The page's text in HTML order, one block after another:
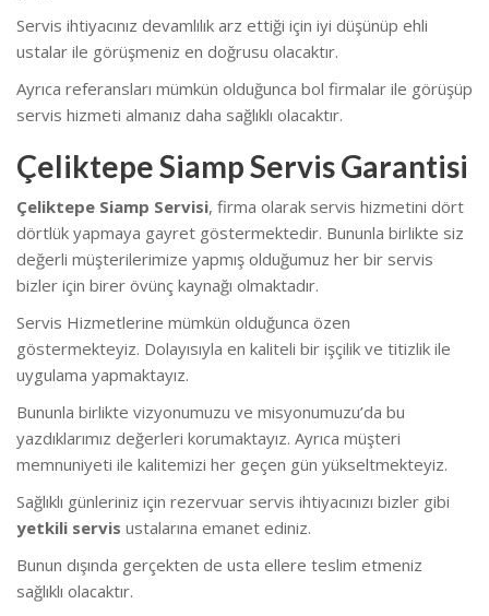
Servis ihtiyacınız devamlılık arz ettiği için iyi düşünüp ehli
ustalar ile görüşmeniz en doğrusu olacaktır.
Ayrıca referansları mümkün olduğunca bol firmalar ile görüşüp
servis hizmeti almanız daha sağlıklı olacaktır.
Çeliktepe Siamp Servis Garantisi
Çeliktepe Siamp Servisi, firma olarak servis hizmetini dört
dörtlük yapmaya gayret göstermektedir. Bununla birlikte siz
değerli müşterilerimize yapmış olduğumuz her bir servis
bizler için birer övünç kaynağı olmaktadır.
Servis Hizmetlerine mümkün olduğunca özen
göstermekteyiz. Dolayısıyla en kaliteli bir işçilik ve titizlik ile
uygulama yapmaktayız.
Bununla birlikte vizyonumuzu ve misyonumuzu’da bu
yazdıklarımız değerleri korumaktayız. Ayrıca müşteri
memnuniyeti ile kalitemizi her geçen gün yükseltmekteyiz.
Sağlıklı günleriniz için rezervuar servis ihtiyacınızı bizler gibi
yetkili servis ustalarına emanet ediniz.
Bunun dışında gerçekten de usta ellere teslim etmeniz
sağlıklı olacaktır.